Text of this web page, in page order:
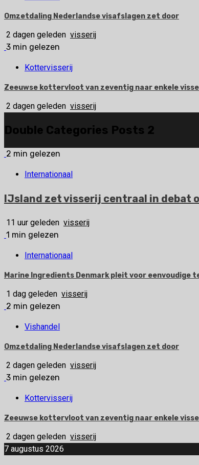
Omzetdaling Nederlandse visafslagen zet door
2 dagen geleden visserij
3 min gelezen
Kottervisserij
Zeeuwse kottervloot van zeventig naar enkele
2 dagen geleden visserij
Double Categories Posts 2
2 min gelezen
Internationaal
IJsland zet visserij centraal in debat
11 uur geleden visserij
1 min gelezen
Internationaal
Marine Ingredients Denmark pleit voor eenvoudige
1 dag geleden visserij
2 min gelezen
Vishandel
Omzetdaling Nederlandse visafslagen zet door
2 dagen geleden visserij
3 min gelezen
Kottervisserij
Zeeuwse kottervloot van zeventig naar enkele
2 dagen geleden visserij
7 augustus 2026